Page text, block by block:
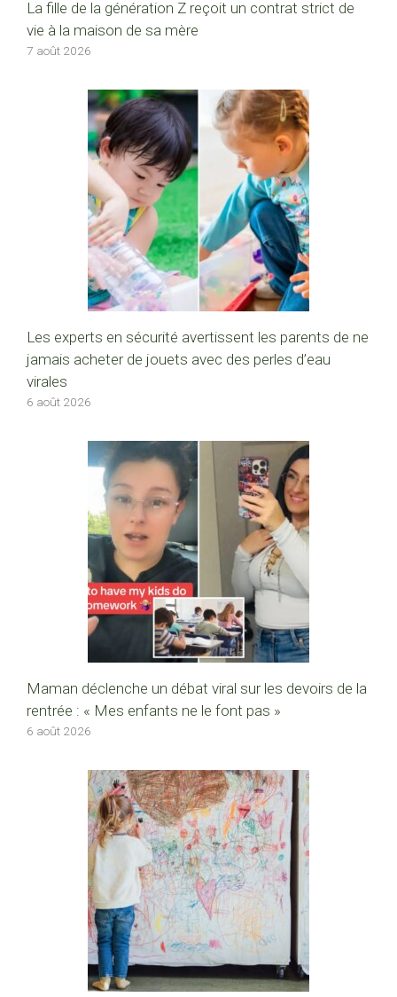
La fille de la génération Z reçoit un contrat strict de
vie à la maison de sa mère
7 août 2026
Les experts en sécurité avertissent les parents de ne
jamais acheter de jouets avec des perles d’eau
virales
6 août 2026
Maman déclenche un débat viral sur les devoirs de la
rentrée : « Mes enfants ne le font pas »
6 août 2026